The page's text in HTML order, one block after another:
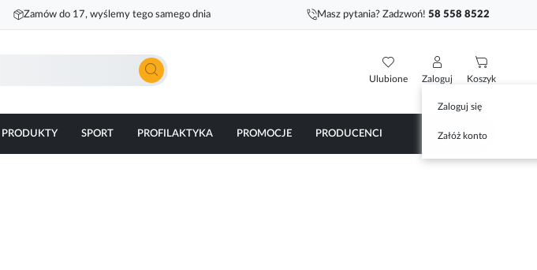
Zamów do 17, wyślemy tego samego dnia Masz pytania? Zadzwoń! 58 558 8522
Szukaj
Ulubione
Zaloguj
Zaloguj się
Załóż konto
Koszyk
PRODUKTY SPORT PROFILAKTYKA PROMOCJE PRODUCENCI